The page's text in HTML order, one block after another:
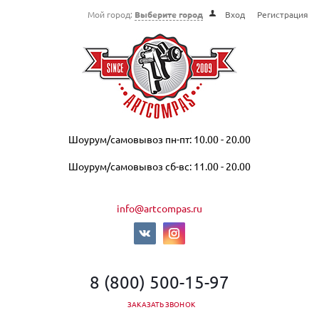
Мой город: Выберите город Вход Регистрация
Шоурум/самовывоз пн-пт: 10.00 - 20.00
Шоурум/самовывоз сб-вс: 11.00 - 20.00
info@artcompas.ru
8 (800) 500-15-97
ЗАКАЗАТЬ ЗВОНОК